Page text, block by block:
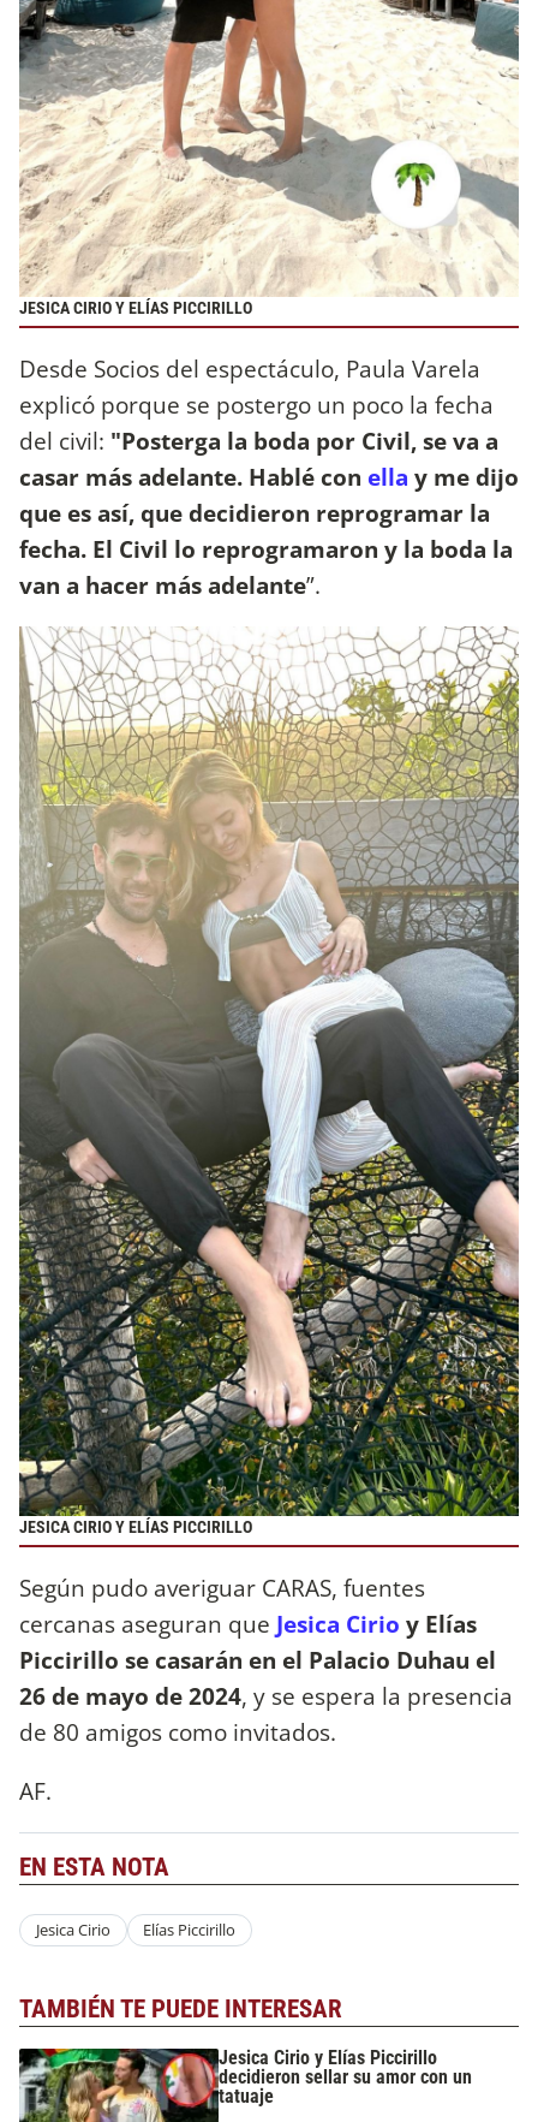
JESICA CIRIO Y ELÍAS PICCIRILLO
Desde Socios del espectáculo, Paula Varela
explicó porque se postergo un poco la fecha
del civil: "Posterga la boda por Civil, se va a
casar más adelante. Hablé con ella y me dijo
que es así, que decidieron reprogramar la
fecha. El Civil lo reprogramaron y la boda la
van a hacer más adelante”.
JESICA CIRIO Y ELÍAS PICCIRILLO
Según pudo averiguar CARAS, fuentes
cercanas aseguran que Jesica Cirio y Elías
Piccirillo se casarán en el Palacio Duhau el
26 de mayo de 2024, y se espera la presencia
de 80 amigos como invitados.
AF.
EN ESTA NOTA
Jesica Cirio Elías Piccirillo
TAMBIÉN TE PUEDE INTERESAR
Jesica Cirio y Elías Piccirillo
decidieron sellar su amor con un
tatuaje